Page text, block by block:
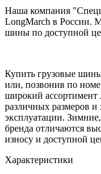
Наша компания
LongMarch в России.
шины по доступной
Купить грузовые
или, позвонив по
широкий
различных размеров и
эксплуатации.
бренда отличаются
износу и доступной
Характеристики